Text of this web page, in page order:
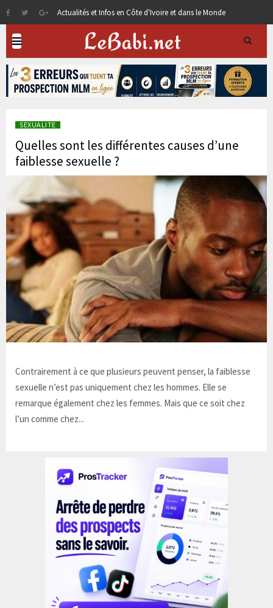
Actualités et Infos en Côte d'Ivoire et dans le Monde
SEXUALITE
Quelles sont les différentes causes d’une
faiblesse sexuelle ?
Contrairement à ce que plusieurs peuvent penser, la faiblesse
sexuelle n’est pas uniquement chez les hommes. Elle se
remarque également chez les femmes. Mais que ce soit chez
l’un comme chez...